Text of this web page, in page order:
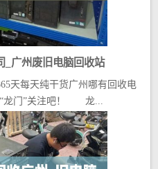
_广州废旧电脑回收站
每天纯干货广州哪有回收电
“龙门”关注吧！ 龙...